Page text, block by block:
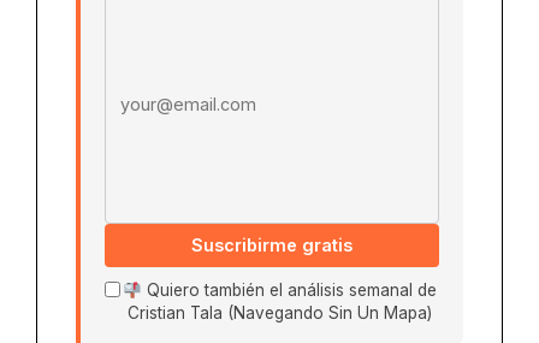
Suscribirme gratis
Quiero también el análisis semanal de
Cristian Tala (Navegando Sin Un Mapa)